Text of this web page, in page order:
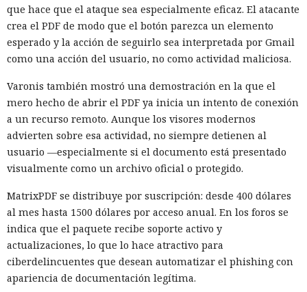
que hace que el ataque sea especialmente eficaz. El atacante
crea el PDF de modo que el botón parezca un elemento
esperado y la acción de seguirlo sea interpretada por Gmail
como una acción del usuario, no como actividad maliciosa.
Varonis también mostró una demostración en la que el
mero hecho de abrir el PDF ya inicia un intento de conexión
a un recurso remoto. Aunque los visores modernos
advierten sobre esa actividad, no siempre detienen al
usuario —especialmente si el documento está presentado
visualmente como un archivo oficial o protegido.
MatrixPDF se distribuye por suscripción: desde 400 dólares
al mes hasta 1500 dólares por acceso anual. En los foros se
indica que el paquete recibe soporte activo y
actualizaciones, lo que lo hace atractivo para
ciberdelincuentes que desean automatizar el phishing con
apariencia de documentación legítima.